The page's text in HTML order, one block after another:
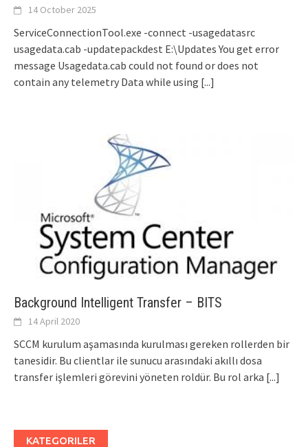
14 October 2025
ServiceConnectionTool.exe -connect -usagedatasrc
usagedata.cab -updatepackdest E:\Updates You get error
message Usagedata.cab could not found or does not
contain any telemetry Data while using [...]
Background Intelligent Transfer – BITS
14 April 2020
SCCM kurulum aşamasında kurulması gereken rollerden bir
tanesidir. Bu clientlar ile sunucu arasındaki akıllı dosa
transfer işlemleri görevini yöneten roldür. Bu rol arka [...]
KATEGORILER